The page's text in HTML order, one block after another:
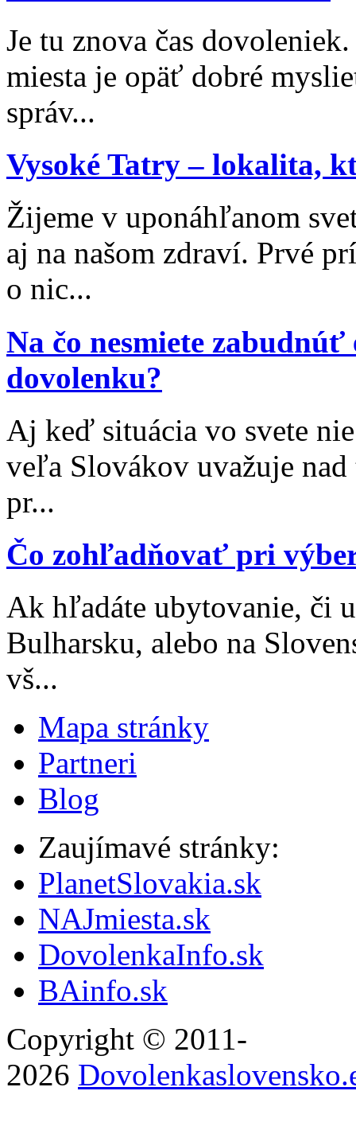
Je tu znova čas
miesta je opäť dobré
správ...
Vysoké Tatry – lokalita,
Žijeme v uponáhľanom
aj na našom zdraví. Prvé
o nic...
Na čo nesmiete zabudnúť
dovolenku?
Aj keď situácia vo svete
veľa Slovákov uvažuje
pr...
Čo zohľadňovať pri
Ak hľadáte ubytovanie, či
Bulharsku, alebo na
vš...
Mapa stránky
Partneri
Blog
Zaujímavé stránky:
PlanetSlovakia.sk
NAJmiesta.sk
DovolenkaInfo.sk
BAinfo.sk
Copyright © 2011-
2026